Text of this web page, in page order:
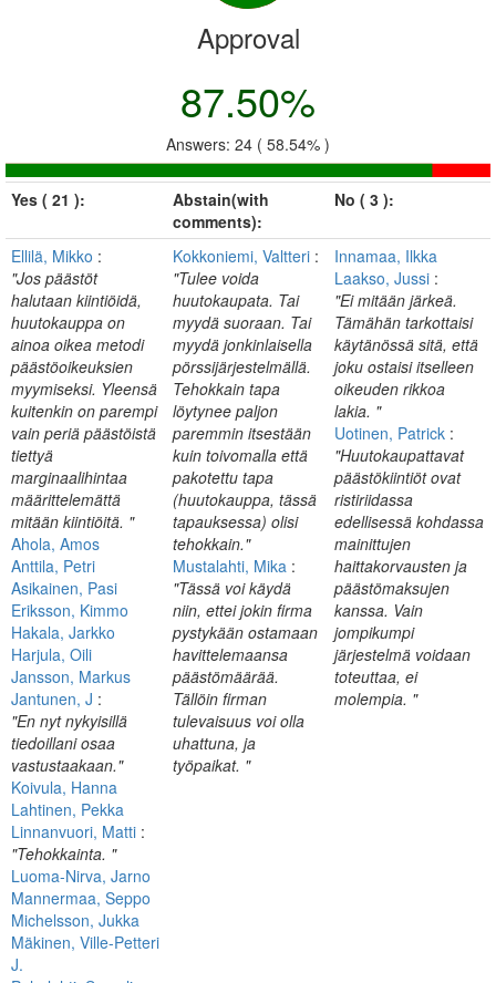
Approval
87.50%
Answers: 24 ( 58.54% )
Yes ( 21 ):
Abstain(with
comments):
No ( 3 ):
Ellilä, Mikko :
"Jos päästöt
halutaan kiintiöidä,
huutokauppa on
ainoa oikea metodi
päästöoikeuksien
myymiseksi. Yleensä
kuitenkin on parempi
vain periä päästöistä
tiettyä
marginaalihintaa
määrittelemättä
mitään kiintiöitä. "
Ahola, Amos
Anttila, Petri
Asikainen, Pasi
Eriksson, Kimmo
Hakala, Jarkko
Harjula, Oili
Jansson, Markus
Jantunen, J :
"En nyt nykyisillä
tiedoillani osaa
vastustaakaan."
Koivula, Hanna
Lahtinen, Pekka
Linnanvuori, Matti :
"Tehokkainta. "
Luoma-Nirva, Jarno
Mannermaa, Seppo
Michelsson, Jukka
Mäkinen, Ville-Petteri
J.
Kokkoniemi, Valtteri :
"Tulee voida
huutokaupata. Tai
myydä suoraan. Tai
myydä jonkinlaisella
pörssijärjestelmällä.
Tehokkain tapa
löytynee paljon
paremmin itsestään
kuin toivomalla että
pakotettu tapa
(huutokauppa, tässä
tapauksessa) olisi
tehokkain."
Mustalahti, Mika :
"Tässä voi käydä
niin, ettei jokin firma
pystykään ostamaan
havittelemaansa
päästömäärää.
Tällöin firman
tulevaisuus voi olla
uhattuna, ja
työpaikat. "
Innamaa, Ilkka
Laakso, Jussi :
"Ei mitään järkeä.
Tämähän tarkottaisi
käytänössä sitä, että
joku ostaisi itselleen
oikeuden rikkoa
lakia. "
Uotinen, Patrick :
"Huutokaupattavat
päästökiintiöt ovat
ristiriidassa
edellisessä kohdassa
mainittujen
haittakorvausten ja
päästömaksujen
kanssa. Vain
jompikumpi
järjestelmä voidaan
toteuttaa, ei
molempia. "